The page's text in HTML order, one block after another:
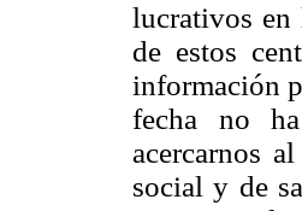
lucrativos en
de estos
información
fecha no
acercarnos
social y de